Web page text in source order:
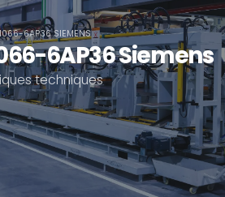
6AP36 Siemens
techniques
6AP36 SIEMENS